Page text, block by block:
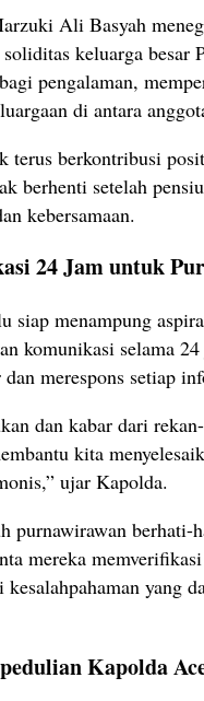
Ali Basyah
keluarga
pengalaman,
di antara
terus berkontribusi
berhenti setelah
kebersamaan.
24 Jam untuk
siap menampung
komunikasi selama
merespons setiap
dan kabar dari
kita
ujar Kapolda.
purnawirawan
mereka
yang
Kapolda